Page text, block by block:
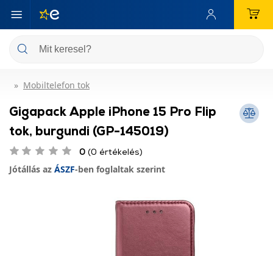
Mobiltelefon tok
Gigapack Apple iPhone 15 Pro Flip
tok, burgundi (GP-145019)
0 (0 értékelés)
Jótállás az ÁSZF-ben foglaltak szerint